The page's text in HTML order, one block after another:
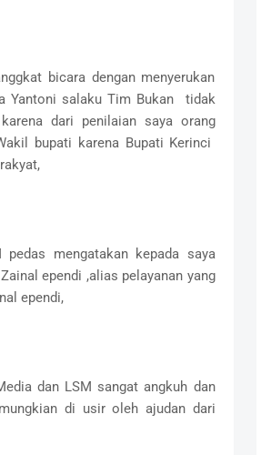
bicara dengan menyerukan
Yantoni salaku Tim Bukan tidak
dari penilaian saya orang
bupati karena Bupati Kerinci
mengatakan kepada saya
ependi ,alias pelayanan yang
ependi,
dan LSM sangat angkuh dan
di usir oleh ajudan dari